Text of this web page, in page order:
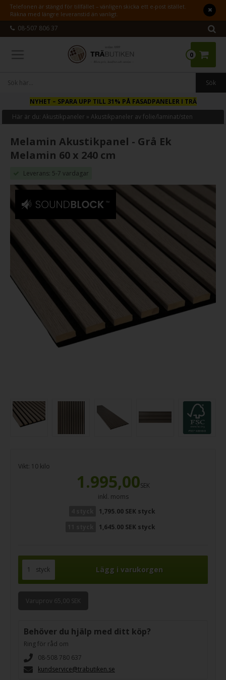
Telefonen är stängd för tillfället – vänligen skicka ett e-post istället.
Räkna med längre leveranstid än vanligt.
08-507 806 37
0
NYHET– SPARA UPP TILL 31% PÅ FASADPANELER I TRÄ
Här är du:Akustikpaneler »Akustikpaneler av folie/laminat/sten
Melamin Akustikpanel - Grå Ek
Melamin 60 x 240 cm
Leverans: 5-7 vardagar
Vikt: 10 kilo
1.995,00SEK
inkl. moms
1,795.00 SEK styck
1,645.00 SEK styck
styck
Varuprov 65,00 SEK
Behöver du hjälp med ditt köp?
Ring för råd om
08-508 780 637
kundservice@trabutiken.se